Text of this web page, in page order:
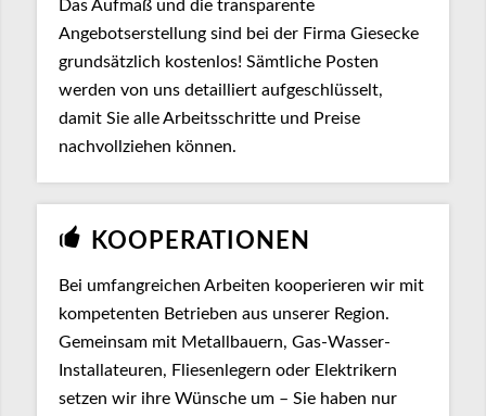
Das Aufmaß und die transparente
Angebotserstellung sind bei der Firma Giesecke
grundsätzlich kostenlos! Sämtliche Posten
werden von uns detailliert aufgeschlüsselt,
damit Sie alle Arbeitsschritte und Preise
nachvollziehen können.
KOOPERATIONEN
Bei umfangreichen Arbeiten kooperieren wir mit
kompetenten Betrieben aus unserer Region.
Gemeinsam mit Metallbauern, Gas-Wasser-
Installateuren, Fliesenlegern oder Elektrikern
setzen wir ihre Wünsche um – Sie haben nur